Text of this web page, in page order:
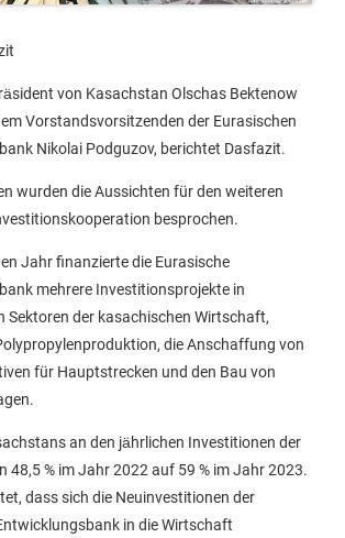
von Kasachstan Olschas Bektenow
Vorstandsvorsitzenden der Eurasischen
Nikolai Podguzov, berichtet Dasfazit.
wurden die Aussichten für den weiteren
besprochen.
Jahr finanzierte die Eurasische
mehrere Investitionsprojekte in
Sektoren der kasachischen Wirtschaft,
die Anschaffung von
für Hauptstrecken und den Bau von
an den jährlichen Investitionen der
48,5 % im Jahr 2022 auf 59 % im Jahr 2023.
dass sich die Neuinvestitionen der
in die Wirtschaft